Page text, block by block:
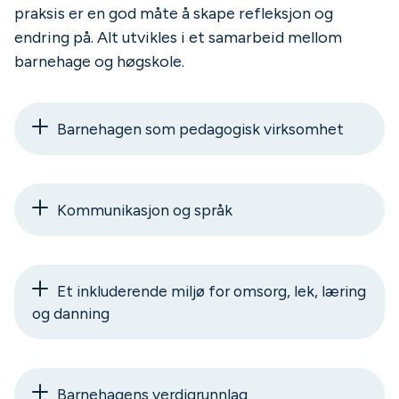
praksis er en god måte å skape refleksjon og
endring på. Alt utvikles i et samarbeid mellom
barnehage og høgskole.
Barnehagen som pedagogisk virksomhet
Kommunikasjon og språk
Et inkluderende miljø for omsorg, lek, læring
og danning
Barnehagens verdigrunnlag